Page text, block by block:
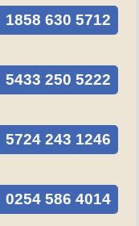
1858 630 5712
5433 250 5222
5724 243 1246
0254 586 4014